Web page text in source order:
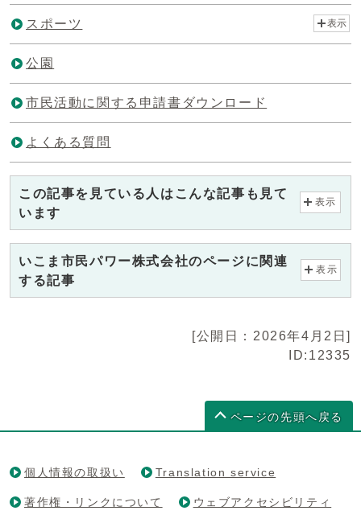
スポーツ 表示
公園
市民活動に関する申請書ダウンロード
よくある質問
この記事を見ている人はこんな記事も見て
います
表示
いこま市民パワー株式会社のページに関連
する記事
表示
[公開日：2026年4月2日]
ID:12335
ページの先頭へ戻る
個人情報の取扱い Translation service
著作権・リンクについて ウェブアクセシビリティ